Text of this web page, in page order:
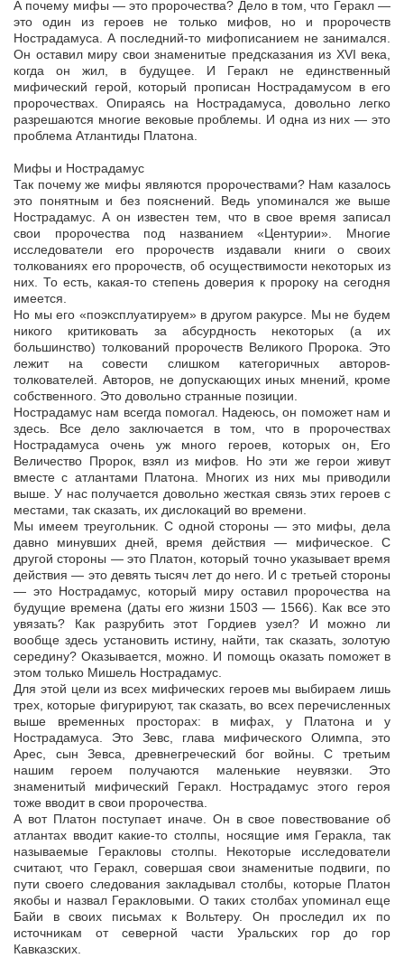
А почему мифы — это пророчества? Дело в том, что Геракл —
это один из героев не только мифов, но и пророчеств
Нострадамуса. А последний-то мифописанием не занимался.
Он оставил миру свои знаменитые предсказания из XVI века,
когда он жил, в будущее. И Геракл не единственный
мифический герой, который прописан Нострадамусом в его
пророчествах. Опираясь на Нострадамуса, довольно легко
разрешаются многие вековые проблемы. И одна из них — это
проблема Атлантиды Платона.
Мифы и Нострадамус
Так почему же мифы являются пророчествами? Нам казалось
это понятным и без пояснений. Ведь упоминался же выше
Нострадамус. А он известен тем, что в свое время записал
свои пророчества под названием «Центурии». Многие
исследователи его пророчеств издавали книги о своих
толкованиях его пророчеств, об осуществимости некоторых из
них. То есть, какая-то степень доверия к пророку на сегодня
имеется.
Но мы его «поэксплуатируем» в другом ракурсе. Мы не будем
никого критиковать за абсурдность некоторых (а их
большинство) толкований пророчеств Великого Пророка. Это
лежит на совести слишком категоричных авторов-
толкователей. Авторов, не допускающих иных мнений, кроме
собственного. Это довольно странные позиции.
Нострадамус нам всегда помогал. Надеюсь, он поможет нам и
здесь. Все дело заключается в том, что в пророчествах
Нострадамуса очень уж много героев, которых он, Его
Величество Пророк, взял из мифов. Но эти же герои живут
вместе с атлантами Платона. Многих из них мы приводили
выше. У нас получается довольно жесткая связь этих героев с
местами, так сказать, их дислокаций во времени.
Мы имеем треугольник. С одной стороны — это мифы, дела
давно минувших дней, время действия — мифическое. С
другой стороны — это Платон, который точно указывает время
действия — это девять тысяч лет до него. И с третьей стороны
— это Нострадамус, который миру оставил пророчества на
будущие времена (даты его жизни 1503 — 1566). Как все это
увязать? Как разрубить этот Гордиев узел? И можно ли
вообще здесь установить истину, найти, так сказать, золотую
середину? Оказывается, можно. И помощь оказать поможет в
этом только Мишель Нострадамус.
Для этой цели из всех мифических героев мы выбираем лишь
трех, которые фигурируют, так сказать, во всех перечисленных
выше временных просторах: в мифах, у Платона и у
Нострадамуса. Это Зевс, глава мифического Олимпа, это
Арес, сын Зевса, древнегреческий бог войны. С третьим
нашим героем получаются маленькие неувязки. Это
знаменитый мифический Геракл. Нострадамус этого героя
тоже вводит в свои пророчества.
А вот Платон поступает иначе. Он в свое повествование об
атлантах вводит какие-то столпы, носящие имя Геракла, так
называемые Геракловы столпы. Некоторые исследователи
считают, что Геракл, совершая свои знаменитые подвиги, по
пути своего следования закладывал столбы, которые Платон
якобы и назвал Геракловыми. О таких столбах упоминал еще
Байи в своих письмах к Вольтеру. Он проследил их по
источникам от северной части Уральских гор до гор
Кавказских.